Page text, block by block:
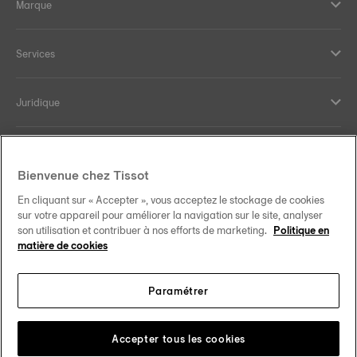
Marque
Services
Juridique
Our commitments
Canada•Canada (Québec) Change country
Tissot Copyrights 2026
Bienvenue chez Tissot
En cliquant sur « Accepter », vous acceptez le stockage de cookies
sur votre appareil pour améliorer la navigation sur le site, analyser
son utilisation et contribuer à nos efforts de marketing. Politique en
matière de cookies
Paramétrer
Accepter tous les cookies